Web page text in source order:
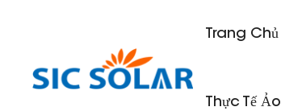
Trang Chủ
Thực Tế Ảo